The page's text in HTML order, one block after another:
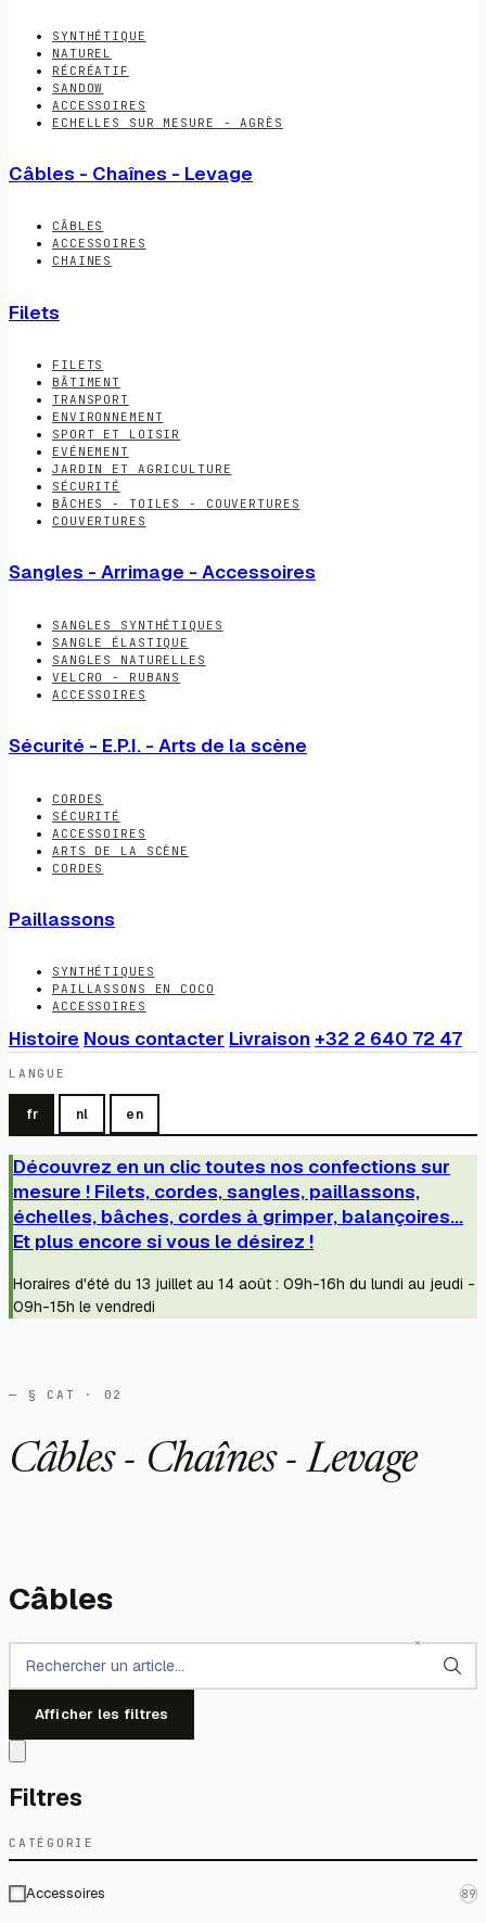
SYNTHÉTIQUE
NATUREL
RÉCRÉATIF
SANDOW
ACCESSOIRES
ECHELLES SUR MESURE - AGRÈS
Câbles - Chaînes - Levage
CÂBLES
ACCESSOIRES
CHAINES
Filets
FILETS
BÂTIMENT
TRANSPORT
ENVIRONNEMENT
SPORT ET LOISIR
EVÉNEMENT
JARDIN ET AGRICULTURE
SÉCURITÉ
BÂCHES - TOILES - COUVERTURES
COUVERTURES
Sangles - Arrimage - Accessoires
SANGLES SYNTHÉTIQUES
SANGLE ÉLASTIQUE
SANGLES NATURELLES
VELCRO - RUBANS
ACCESSOIRES
Sécurité - E.P.I. - Arts de la scène
CORDES
SÉCURITÉ
ACCESSOIRES
ARTS DE LA SCÈNE
CORDES
Paillassons
SYNTHÉTIQUES
PAILLASSONS EN COCO
ACCESSOIRES
Histoire Nous contacter Livraison +32 2 640 72 47
LANGUE
fr nl en
Découvrez en un clic toutes nos confections sur
mesure ! Filets, cordes, sangles, paillassons,
échelles, bâches, cordes à grimper, balançoires...
Et plus encore si vous le désirez !
Horaires d'été du 13 juillet au 14 août : 09h-16h du lundi au jeudi -
09h-15h le vendredi
— § CAT · 02
Câbles - Chaînes - Levage
Câbles
Afficher les filtres
Filtres
CATÉGORIE
Accessoires 89